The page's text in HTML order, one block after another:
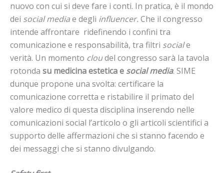
nuovo con cui si deve fare i conti. In pratica, è il mondo
dei social mediae degli influencer. Che il congresso
intende affrontare ridefinendo i confini tra
comunicazione e responsabilità, tra filtri sociale
verità. Un momento cloudel congresso sarà la tavola
rotonda su medicina estetica e social media. SIME
dunque propone una svolta: certificare la
comunicazione corretta e ristabilire il primato del
valore medico di questa disciplina inserendo nelle
comunicazioni social l’articolo o gli articoli scientifici a
supporto delle affermazioni che si stanno facendo e
dei messaggi che si stanno divulgando.